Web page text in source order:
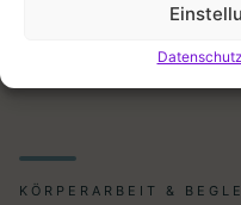
KÖRPERARBEIT &